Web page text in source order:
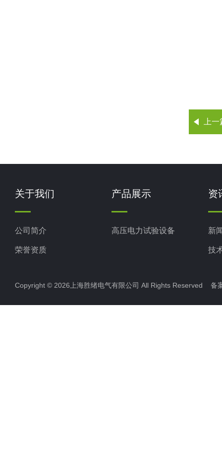
上
关于我们
公司简介
荣誉资质
产品展示
高压电力试验设备
资
新
技
Copyright © 2026上海胜绪电气有限公司 All Rights Reserved 备